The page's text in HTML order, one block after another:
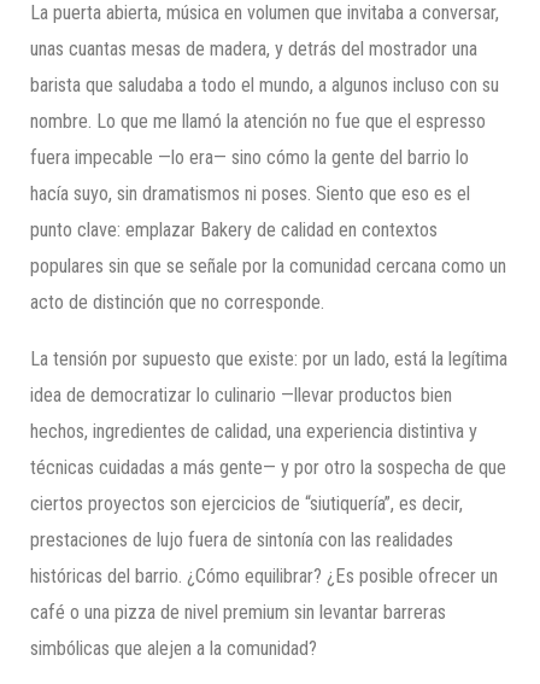
La puerta abierta, música en volumen que invitaba a conversar,
unas cuantas mesas de madera, y detrás del mostrador una
barista que saludaba a todo el mundo, a algunos incluso con su
nombre. Lo que me llamó la atención no fue que el espresso
fuera impecable —lo era— sino cómo la gente del barrio lo
hacía suyo, sin dramatismos ni poses. Siento que eso es el
punto clave: emplazar Bakery de calidad en contextos
populares sin que se señale por la comunidad cercana como un
acto de distinción que no corresponde.
La tensión por supuesto que existe: por un lado, está la legítima
idea de democratizar lo culinario —llevar productos bien
hechos, ingredientes de calidad, una experiencia distintiva y
técnicas cuidadas a más gente— y por otro la sospecha de que
ciertos proyectos son ejercicios de “siutiquería”, es decir,
prestaciones de lujo fuera de sintonía con las realidades
históricas del barrio. ¿Cómo equilibrar? ¿Es posible ofrecer un
café o una pizza de nivel premium sin levantar barreras
simbólicas que alejen a la comunidad?